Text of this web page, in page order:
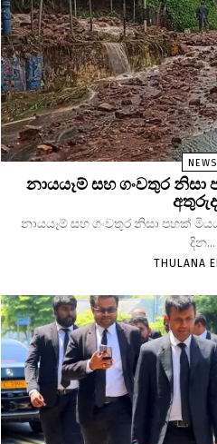
NEWS
නායයෑම් සහ ගංවතුර
නායයෑම් සහ ගංවතුර නිසා පහක්
දින...
THULANA